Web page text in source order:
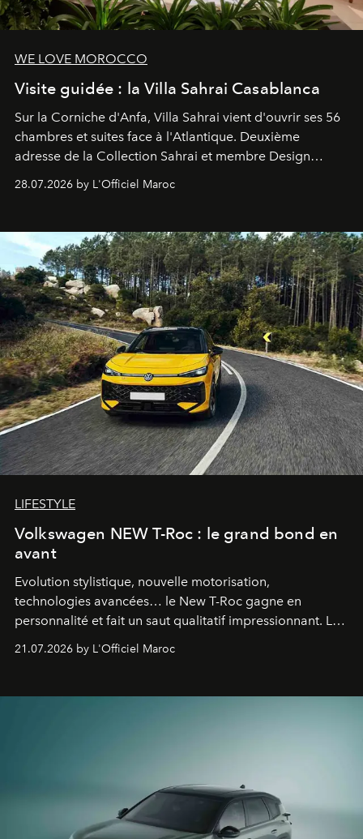
WE LOVE MOROCCO
Visite guidée : la Villa Sahrai Casablanca
Sur la Corniche d'Anfa, Villa Sahrai vient d'ouvrir ses 56
chambres et suites face à l'Atlantique. Deuxième
adresse de la Collection Sahrai et membre Design
Hotels, ce boutique-hôtel cinq étoiles signé Christophe
Pillet promet un lieu de vie complet. On y a déjeuné…
28.07.2026 by L'Officiel Maroc
LIFESTYLE
Volkswagen NEW T-Roc : le grand bond en
avant
Evolution stylistique, nouvelle motorisation,
technologies avancées… le New T-Roc gagne en
personnalité et fait un saut qualitatif impressionnant. Le
constructeur allemand a revu en profondeur son SUV
fétiche pour le rendre plus premium. Et le pari semble
21.07.2026 by L'Officiel Maroc